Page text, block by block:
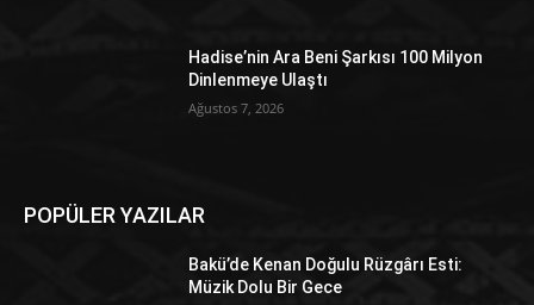
Hadise’nin Ara Beni Şarkısı 100 Milyon
Dinlenmeye Ulaştı
Ağustos 7, 2026
POPÜLER YAZILAR
Bakü’de Kenan Doğulu Rüzgârı Esti:
Müzik Dolu Bir Gece